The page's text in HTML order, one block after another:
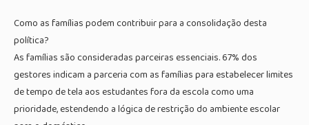
Como as famílias podem contribuir para a consolidação desta
política?
As famílias são consideradas parceiras essenciais. 67% dos
gestores indicam a parceria com as famílias para estabelecer limites
de tempo de tela aos estudantes fora da escola como uma
prioridade, estendendo a lógica de restrição do ambiente escolar